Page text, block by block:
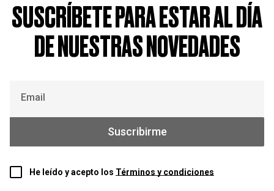
SUSCRÍBETE PARA ESTAR AL DÍA
DE NUESTRAS NOVEDADES
Email
Suscribirme
He leído y acepto los Términos y condiciones